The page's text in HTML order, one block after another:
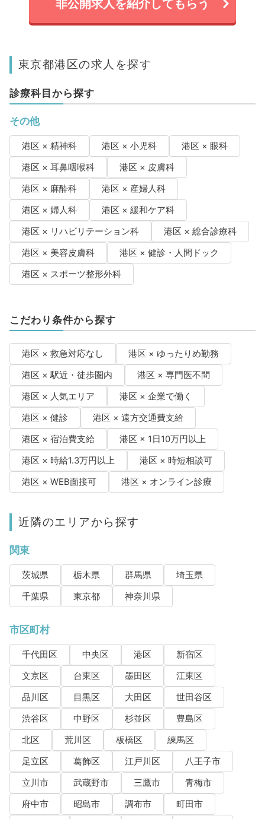
非公開求人を紹介してもらう
東京都港区の求人を探す
診療科目から探す
その他
港区 × 精神科 港区 × 小児科
港区 × 眼科
港区 × 耳鼻咽喉科
港区 × 皮膚科
港区 × 麻酔科
港区 × 産婦人科
港区 × 婦人科
港区 × 緩和ケア科
港区 × リハビリテーション科
港区 × 総合診療科
港区 × 美容皮膚科
港区 × 健診・人間ドック
港区 × スポーツ整形外科
こだわり条件から探す
港区 × 救急対応なし
港区 × ゆったりめ勤務
港区 × 駅近・徒歩圏内
港区 × 専門医不問
港区 × 人気エリア
港区 × 企業で働く
港区 × 健診
港区 × 遠方交通費支給
港区 × 宿泊費支給
港区 × 1日10万円以上
港区 × 時給1.3万円以上
港区 × 時短相談可
港区 × WEB面接可
港区 × オンライン診療
近隣のエリアから探す
関東
茨城県 栃木県 群馬県
埼玉県
千葉県
東京都 神奈川県
市区町村
千代田区 中央区 港区
新宿区
文京区
台東区 墨田区
江東区
品川区
目黒区 大田区
世田谷区
渋谷区
中野区 杉並区
豊島区
北区
荒川区 板橋区
練馬区
足立区
葛飾区 江戸川区
八王子市
立川市
武蔵野市 三鷹市
青梅市
府中市
昭島市 調布市
町田市